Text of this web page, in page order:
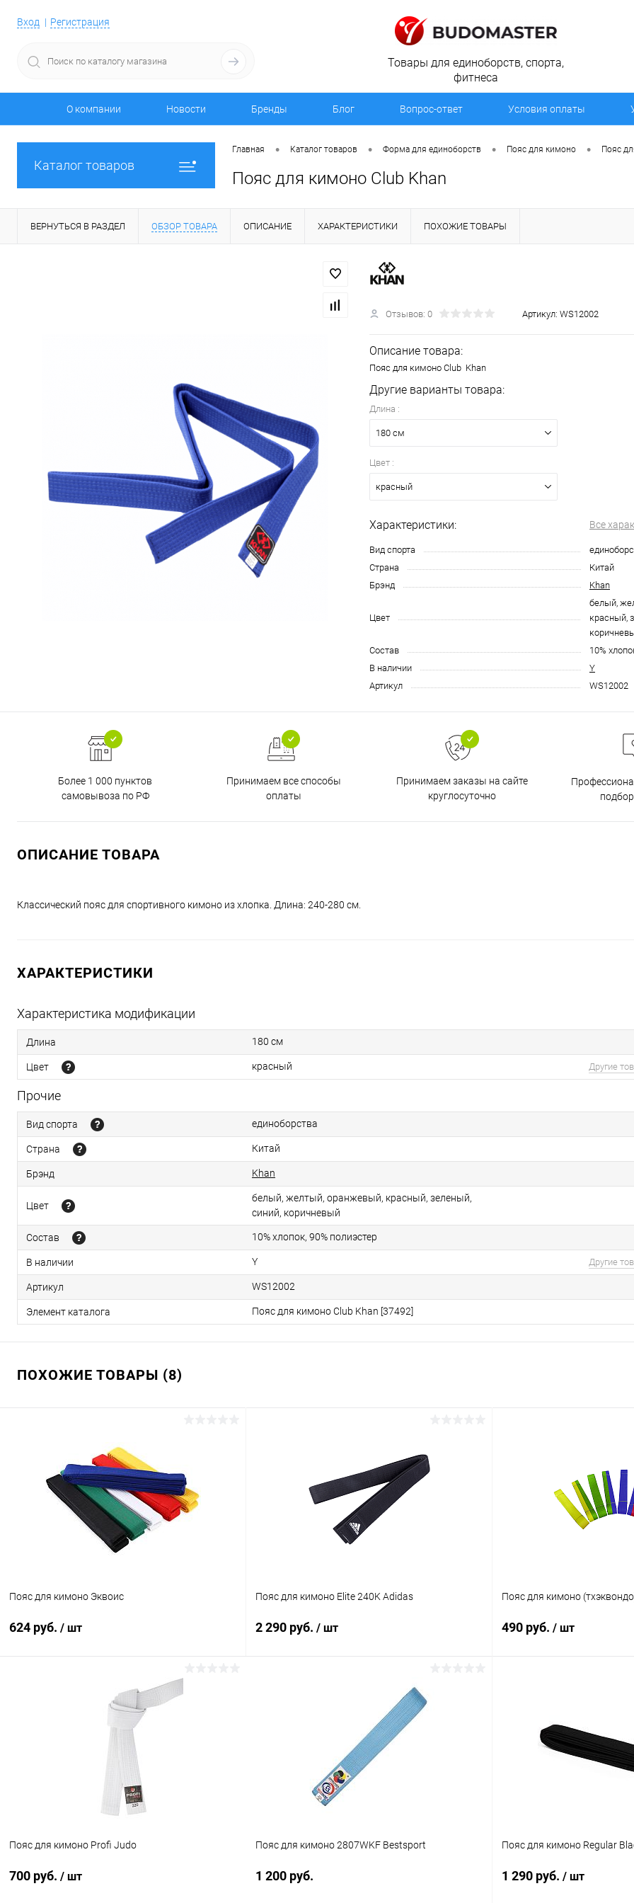
Вход Регистрация
Товары для единоборств, спорта,
фитнеса
О компании Новости Бренды Блог Вопрос-ответ Условия оплаты
Каталог товаров
Главная • Каталог товаров • Форма для единоборств • Пояс для кимоно • Пояс
Пояс для кимоно Club Khan
ВЕРНУТЬСЯ В РАЗДЕЛ ОБЗОР ТОВАРА ОПИСАНИЕ ХАРАКТЕРИСТИКИ ПОХОЖИЕ ТОВАРЫ
Отзывов: 0 Артикул: WS12002
Описание товара:
Пояс для кимоно Club Khan
Другие варианты товара:
Длина :
180 см
Цвет :
красный
Характеристики: Все
Вид спорта
Страна
Китай
Брэнд
Khan
Цвет
белый,
красный,
Состав
10%
В наличии
Y
Артикул
WS12002
Более 1 000 пунктов
самовывоза по РФ
Принимаем все способы
оплаты
Принимаем заказы на сайте
круглосуточно
ОПИСАНИЕ ТОВАРА
Классический пояс для спортивного кимоно из хлопка. Длина: 240-280 см.
ХАРАКТЕРИСТИКИ
Характеристика модификации
Длина 180 см
Цвет красный Другие
Прочие
Вид спорта единоборства
Страна Китай
Брэнд Khan
Цвет
белый, желтый, оранжевый, красный, зеленый,
синий, коричневый
Состав 10% хлопок, 90% полиэстер
В наличии Y Другие
Артикул WS12002
Элемент каталога Пояс для кимоно Club Khan [37492]
ПОХОЖИЕ ТОВАРЫ (8)
Пояс для кимоно Эквоис
624 руб. / шт
В корзину
белый
Пояс для кимоно Elite 240K Adidas
2 290 руб. / шт
Сравнение
красный
Пояс для кимоно
490 руб. / шт
Купить в 1 клик
В избранное
синий
Пояс для кимоно Profi Judo
700 руб. / шт
Пояс для кимоно 2807WKF Bestsport
1 200 руб.
Пояс для кимоно Regular
1 290 руб. / шт